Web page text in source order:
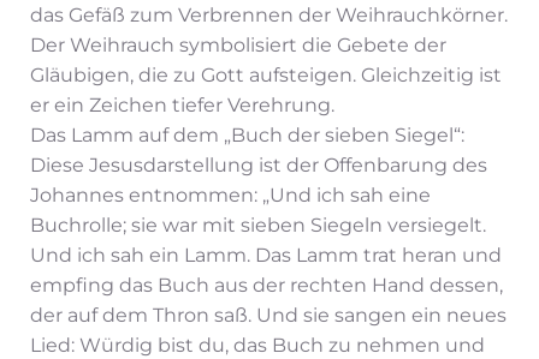
das Gefäß zum Verbrennen der Weihrauchkörner.
Der Weihrauch symbolisiert die Gebete der
Gläubigen, die zu Gott aufsteigen. Gleichzeitig ist
er ein Zeichen tiefer Verehrung.
Das Lamm auf dem „Buch der sieben Siegel“:
Diese Jesusdarstellung ist der Offenbarung des
Johannes entnommen: „Und ich sah eine
Buchrolle; sie war mit sieben Siegeln versiegelt.
Und ich sah ein Lamm. Das Lamm trat heran und
empfing das Buch aus der rechten Hand dessen,
der auf dem Thron saß. Und sie sangen ein neues
Lied: Würdig bist du, das Buch zu nehmen und